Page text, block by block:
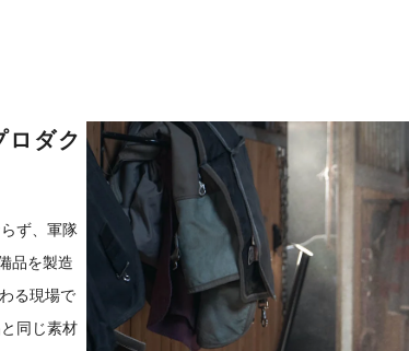
ロダク
ず、軍隊
品を製造
る現場で
同じ素材